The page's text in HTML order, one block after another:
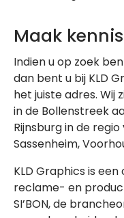
Maak
Indien u op zoek
dan bent u bij KLD
het juiste adres. Wij
in de Bollenstreek
Rijnsburg in de regio
Sassenheim,
KLD Graphics is
reclame- en
SI’BON, de